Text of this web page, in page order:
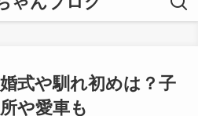
式や馴れ初めは？子
や愛車も